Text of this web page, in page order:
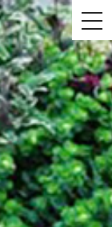
t
o
g
g
l
e
n
a
v
g
a
t
i
o
n